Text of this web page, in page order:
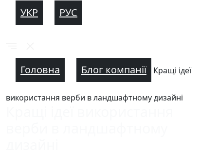
УКР РУС
Головна Блог компанії Кращі ідеї
використання верби в ландшафтному дизайні